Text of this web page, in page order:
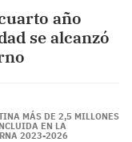
año
se alcanzó
MÁS DE 2,5 MILLONES
EN LA
2023-2026